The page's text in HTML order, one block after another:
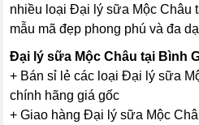
nhiều loại Đại lý sữa Mộc Châu
mẫu mã đẹp phong phú và đa
Đại lý sữa Mộc Châu tại Bình
+ Bán sỉ lẻ các loại Đại lý sữa
chính hãng giá gốc
+ Giao hàng Đại lý sữa Mộc